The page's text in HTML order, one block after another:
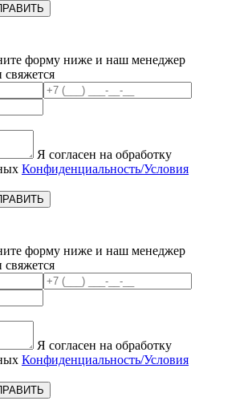
форму ниже и наш менеджер
свяжется
Я согласен на обработку
Конфиденциальность/Условия
форму ниже и наш менеджер
свяжется
Я согласен на обработку
Конфиденциальность/Условия